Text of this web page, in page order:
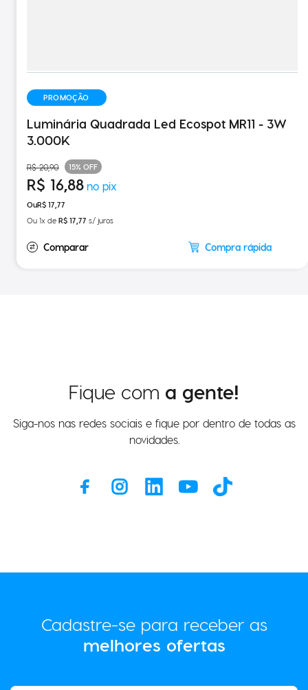
PROMOÇÃO
Luminária Quadrada Led Ecospot MR11 - 3W
3.000K
R$ 20,90 15% OFF
R$ 16 88
R$ 17 77
Ou 1x de R$ 17 77 s/ juros
Compra rápida
Fique com a gente!
Siga-nos nas redes sociais e fique por dentro de todas as
novidades.
Cadastre-se para receber as
melhores ofertas